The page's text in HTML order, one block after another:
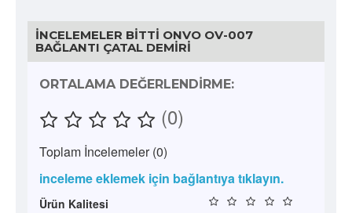
İNCELEMELER BITTI ONVO OV-007
BAĞLANTI ÇATAL DEMIRI
ORTALAMA DEĞERLENDIRME:
(0)
Toplam İncelemeler (0)
inceleme eklemek için bağlantıya tıklayın.
Ürün Kalitesi